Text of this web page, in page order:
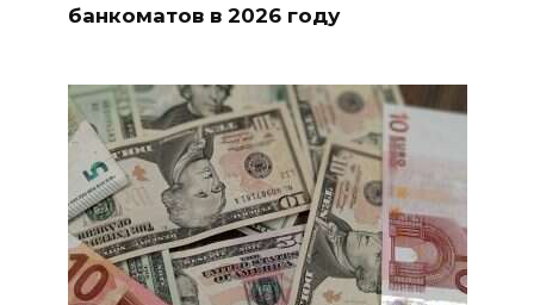
банкоматов в 2026 году